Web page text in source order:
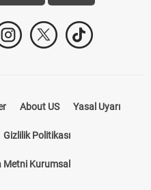
Sonuçları Aktif Sayaç